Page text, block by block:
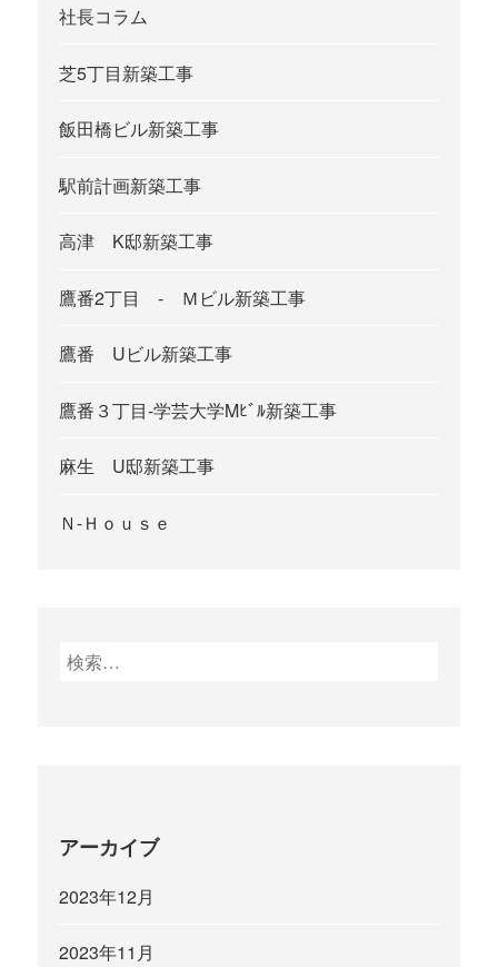
社長コラム
芝5丁目新築工事
飯田橋ビル新築工事
駅前計画新築工事
高津 K邸新築工事
鷹番2丁目 - Ｍビル新築工事
鷹番 Uビル新築工事
鷹番３丁目-学芸大学Mﾋﾞﾙ新築工事
麻生 U邸新築工事
Ｎ-Ｈｏｕｓｅ
検
アーカイブ
2023年12月
2023年11月